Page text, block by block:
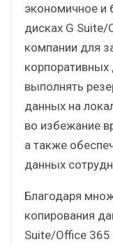
экономичное и
дисках G
компании для
выполнять
данных на
во избежание
а также
данных
Благодаря
копирования
Suite/Office